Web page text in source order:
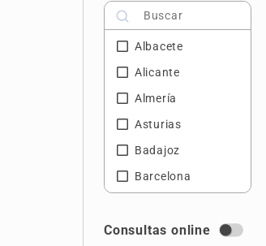
Albacete
Alicante
Almería
Asturias
Badajoz
Barcelona
Ciudad Real
Consultas online